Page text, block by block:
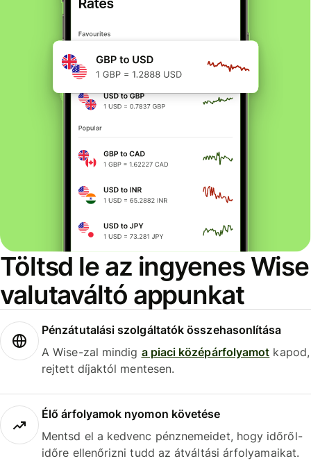
Töltsd le az ingyenes Wise
valutaváltó appunkat
Pénzátutalási szolgáltatók összehasonlítása
A Wise-zal mindig a piaci középárfolyamot kapod,
rejtett díjaktól mentesen.
Élő árfolyamok nyomon követése
Mentsd el a kedvenc pénznemeidet, hogy időről-
időre ellenőrizni tudd az átváltási árfolyamaikat.